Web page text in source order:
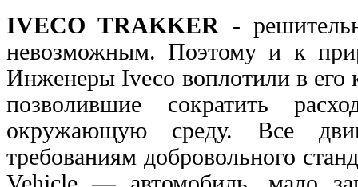
IVECO TRAKKER -
невозможным. Поэтому и к
Инженеры Ivесо воплотили в его
позволившие сократить
окружающую среду. Все
требованиям добровольного